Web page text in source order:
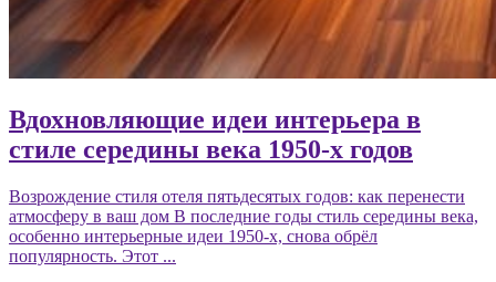
Вдохновляющие идеи интерьера в
стиле середины века 1950-х годов
Возрождение стиля отеля пятьдесятых годов: как перенести
атмосферу в ваш дом В последние годы стиль середины века,
особенно интерьерные идеи 1950-х, снова обрёл
популярность. Этот ...